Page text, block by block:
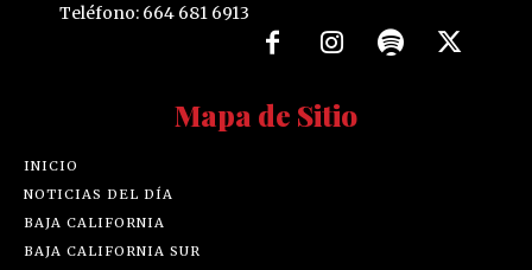
Teléfono: 664 681 6913
Mapa de Sitio
INICIO
NOTICIAS DEL DÍA
BAJA CALIFORNIA
BAJA CALIFORNIA SUR